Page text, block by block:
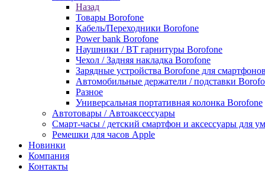
Назад
Товары Borofone
Кабель/Переходники Borofone
Power bank Borofone
Наушники / BT гарнитуры Borofone
Чехол / Задняя накладка Borofone
Зарядные устройства Borofone для смартфонов
Автомобильные держатели / подставки
Разное
Универсальная портативная колонка Borofone
Автотовары / Автоаксессуары
Смарт-часы / детский смартфон и аксессуары для
Ремешки для часов Apple
Новинки
Компания
Контакты